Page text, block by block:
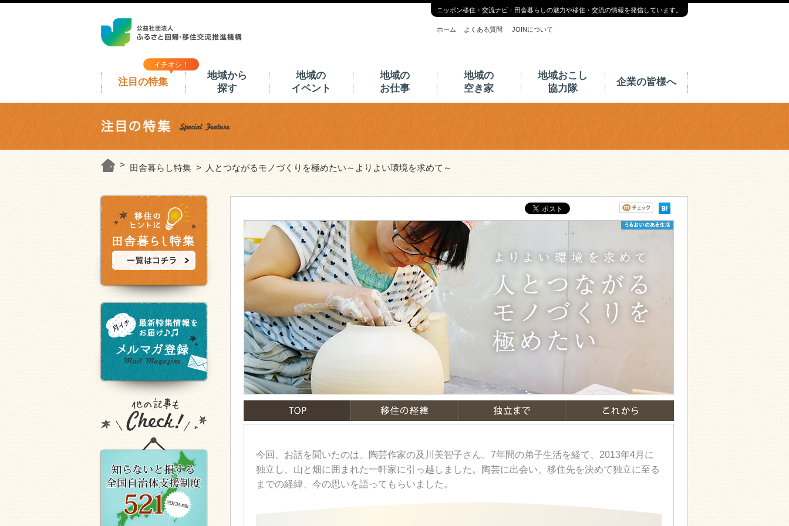
ニッポン移住・交流ナビ：田舎暮らしの魅力や移住・交流の情報を発信しています。
ホーム よくある質問 JOINについて
イチオシ！
注目の特集
地域から
探す
地域の
イベント
地域の
お仕事
地域の
空き家
地域おこし
協力隊
企業の皆様へ
田舎暮らし特集 人とつながるモノづくりを極めたい～よりよい環境を求めて～
今回、お話を聞いたのは、陶芸作家の及川美智子さん。7年間の弟子生活を経て、2013年4月に
独立し、山と畑に囲まれた一軒家に引っ越しました。陶芸に出会い、移住先を決めて独立に至る
までの経緯、今の思いを語ってもらいました。